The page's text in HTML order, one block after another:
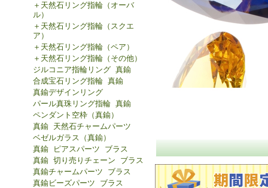
＋天然石リング指輪（オーバ
ル）
＋天然石リング指輪（スクエ
ア）
＋天然石リング指輪（ペア）
＋天然石リング指輪（その他）
ジルコニア指輪リング 真鍮
合成宝石リング指輪 真鍮
真鍮デザインリング
パール真珠リング指輪 真鍮
ペンダント空枠（真鍮）
真鍮 天然石チャームパーツ
ベゼルガラス（真鍮）
真鍮 ピアスパーツ ブラス
真鍮 切り売りチェーン ブラス
真鍮チャームパーツ ブラス
真鍮ビーズパーツ ブラス